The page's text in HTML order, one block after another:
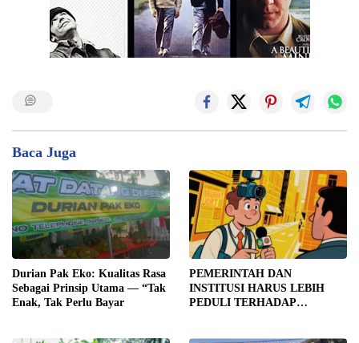
Baca Juga
Durian Pak Eko: Kualitas Rasa
Sebagai Prinsip Utama — “Tak
Enak, Tak Perlu Bayar
PEMERINTAH DAN
INSTITUSI HARUS LEBIH
PEDULI TERHADAP